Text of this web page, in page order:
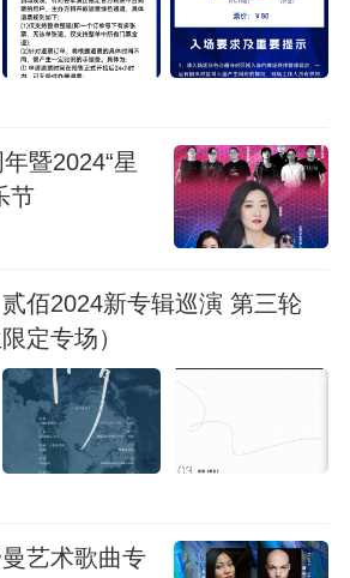
暨2024“星
节
贰佰2024新专辑巡演 第三轮
定专场）
曼艺术歌曲专